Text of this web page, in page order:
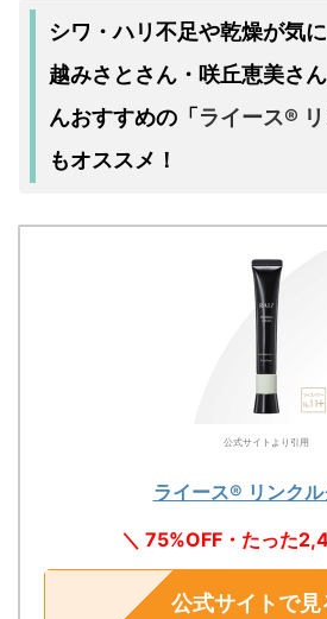
シワ・ハリ不足や乾燥が気
越みさとさん・咲丘恵美さ
んおすすめの 「 ライース®
もオススメ！
公式サイトより引用
ライース® リンク
＼ 75%OFF・たった
公式サイトで見